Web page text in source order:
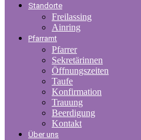
Standorte
Freilassing
Ainring
Pfarramt
Pfarrer
Sekretärinnen
Öffnungszeiten
Taufe
Konfirmation
Trauung
Beerdigung
Kontakt
Über uns